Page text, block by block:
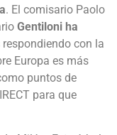
. El comisario Paolo
Gentiloni ha
con la
Europa es más
puntos de
para que